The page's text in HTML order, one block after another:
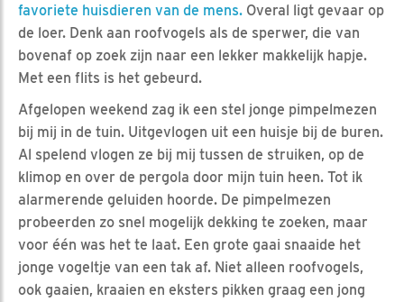
favoriete huisdieren van de mens. Overal ligt gevaar op
de loer. Denk aan roofvogels als de sperwer, die van
bovenaf op zoek zijn naar een lekker makkelijk hapje.
Met een flits is het gebeurd.
Afgelopen weekend zag ik een stel jonge pimpelmezen
bij mij in de tuin. Uitgevlogen uit een huisje bij de buren.
Al spelend vlogen ze bij mij tussen de struiken, op de
klimop en over de pergola door mijn tuin heen. Tot ik
alarmerende geluiden hoorde. De pimpelmezen
probeerden zo snel mogelijk dekking te zoeken, maar
voor één was het te laat. Een grote gaai snaaide het
jonge vogeltje van een tak af. Niet alleen roofvogels,
ook gaaien, kraaien en eksters pikken graag een jong